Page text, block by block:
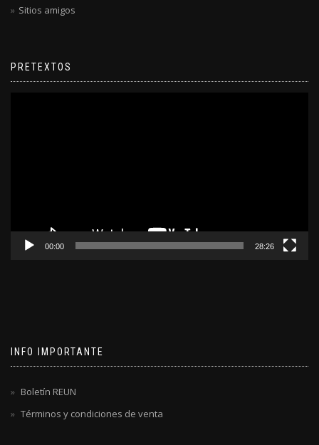
Sitios amigos
PRETEXTOS
00:00 28:26
INFO IMPORTANTE
Boletín REUN
Términos y condiciones de venta